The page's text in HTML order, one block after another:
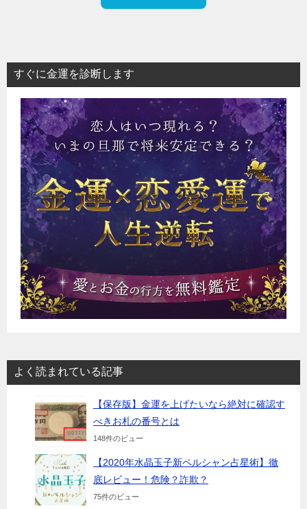
すぐに金運を診断します
よく読まれている記事
【保存版】金運を上げたいなら絶対に確認す
べきお札の番号とは
148件のビュー
【2020年水晶玉子新ペルシャン占星術】徹
底レビュー！危険？詐欺？
75件のビュー